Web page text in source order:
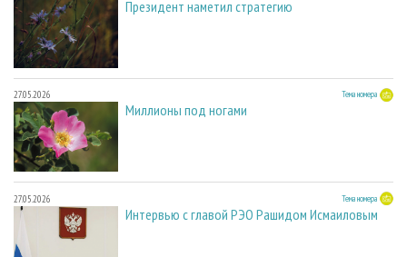
Президент наметил стратегию
27.05.2026 Тема номера
Миллионы под ногами
27.05.2026 Тема номера
Интервью с главой РЭО Рашидом Исмаиловым